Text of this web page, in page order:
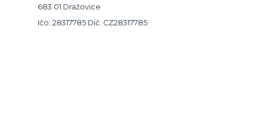
683 01 Dražovice
Ičo: 28317785 Dič: CZ28317785